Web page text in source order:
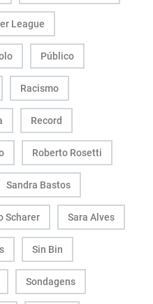
League
Público
Racismo
Record
Roberto Rosetti
Sandra Bastos
Scharer Sara Alves
Sin Bin
Sondagens